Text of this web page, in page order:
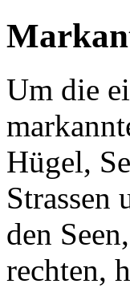
Um die
Hügel,
Strassen
den
rechten,